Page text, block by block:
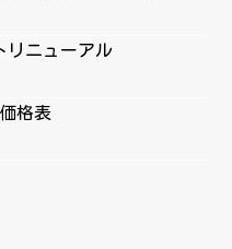
リニューアル
格表